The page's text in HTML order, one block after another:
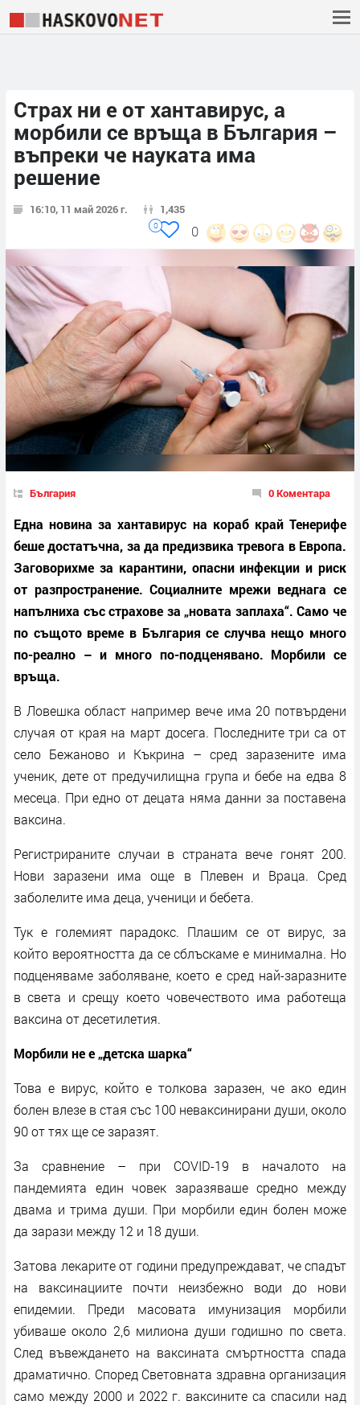
Страх ни е от хантавирус, а
морбили се връща в България –
въпреки че науката има
решение
16:10, 11 май 2026 г. 1,435
0
0
България 0 Коментара
Една новина за хантавирус на кораб край Тенерифе
беше достатъчна, за да предизвика тревога в Европа.
Заговорихме за карантини, опасни инфекции и риск
от разпространение. Социалните мрежи веднага се
напълниха със страхове за „новата заплаха“. Само че
по същото време в България се случва нещо много
по-реално – и много по-подценявано. Морбили се
връща.
В Ловешка област например вече има 20 потвърдени
случая от края на март досега. Последните три са от
село Бежаново и Къкрина – сред заразените има
ученик, дете от предучилищна група и бебе на едва 8
месеца. При едно от децата няма данни за поставена
ваксина.
Регистрираните случаи в страната вече гонят 200.
Нови заразени има още в Плевен и Враца. Сред
заболелите има деца, ученици и бебета.
Тук е големият парадокс. Плашим се от вирус, за
който вероятността да се сблъскаме е минимална. Но
подценяваме заболяване, което е сред най-заразните
в света и срещу което човечеството има работеща
ваксина от десетилетия.
Морбили не е „детска шарка“
Това е вирус, който е толкова заразен, че ако един
болен влезе в стая със 100 неваксинирани души, около
90 от тях ще се заразят.
За сравнение – при COVID-19 в началото на
пандемията един човек заразяваше средно между
двама и трима души. При морбили един болен може
да зарази между 12 и 18 души.
Затова лекарите от години предупреждават, че спадът
на ваксинациите почти неизбежно води до нови
епидемии. Преди масовата имунизация морбили
убиваше около 2,6 милиона души годишно по света.
След въвеждането на ваксината смъртността спада
драматично. Според Световната здравна организация
само между 2000 и 2022 г. ваксините са спасили над